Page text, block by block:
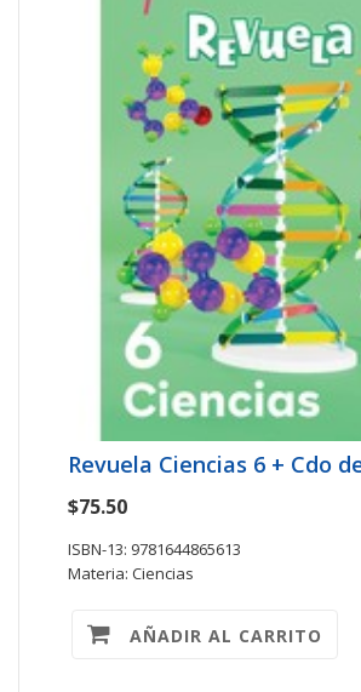
Revuela Ciencias 6 + Cdo
$75.50
ISBN-13: 9781644865613
Materia: Ciencias
AÑADIR AL CARRITO